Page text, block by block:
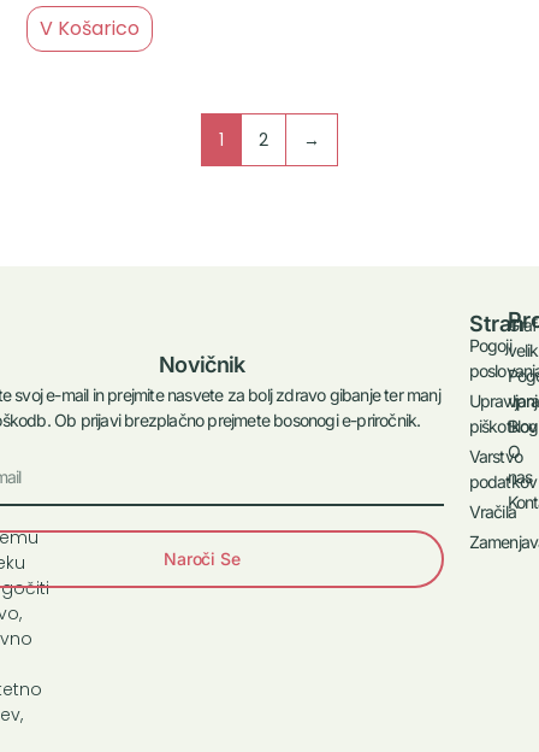
V Košarico
1 2 →
Graf
O
nas
Stran
Pogoji
piškotkov
Varstvo
podatkov
Vračila
Novičnik
svoj e-mail in prejmite nasvete za bolj zdravo gibanje ter manj
Ob prijavi brezplačno prejmete bosonogi e-priročnik.
Naroči Se